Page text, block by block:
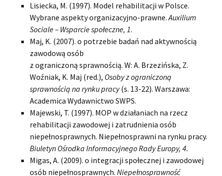
Lisiecka, M. (1997). Model rehabilitacji w Polsce.
Wybrane aspekty organizacyjno-prawne.Auxilium
Sociale – Wsparcie społeczne, 1.
Maj, K. (2007). o potrzebie badań nad aktywnością
zawodową osób
z ograniczoną sprawnością. W: A. Brzezińska, Z.
Woźniak, K. Maj (red.), Osoby z ograniczoną
sprawnością na rynku pracy(s. 13-22). Warszawa:
Academica Wydawnictwo SWPS.
Majewski, T. (1997). MOP w działaniach na rzecz
rehabilitacji zawodowej i zatrudnienia osób
niepełnosprawnych. Niepełnosprawni na rynku pracy.
Biuletyn Ośrodka Informacyjnego Rady Europy, 4.
Migas, A. (2009). o integracji społecznej i zawodowej
osób niepełnosprawnych. Niepełnosprawność